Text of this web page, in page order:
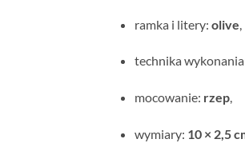
ramka i litery: olive
technika
mocowanie: rzep,
wymiary: 10 × 2,5